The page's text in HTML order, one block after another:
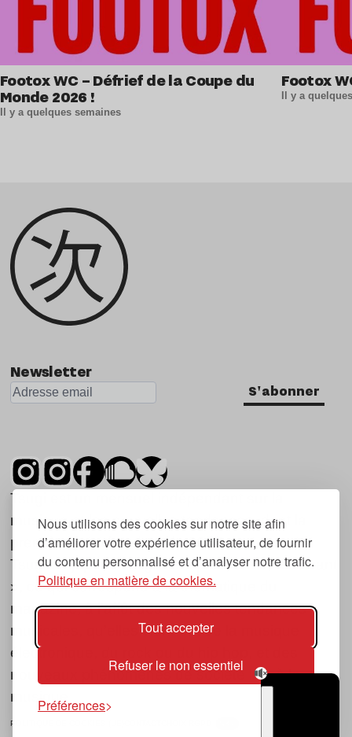
Nous utilisons des cookies sur notre site afin
d’améliorer votre expérience utilisateur, de fournir
du contenu personnalisé et d’analyser notre trafic.
Politique en matière de cookies.
Tout accepter
Refuser le non essentiel
Préférences
Footox WC – Défrief de la Coupe du
Monde 2026 !
Il y a quelques semaines
Footox
Il y a
Newsletter
S'abonner
Tsugi est un mensuel indépendant sur la
musique et les nouvelles tendances, dont la
première parution date de 2007.
Tsugi en japonais signifie « prochain », « suivant
», ce qui correspond à la thématique du
magazine, à l’affût des nouvelles tendances
musicales, qu’elles viennent de la musique
électronique, du rock ou du hip hop, et des
nouveaux phénomènes de société liés à la
musique.
POLITIQUE DE COOKIES (UE)